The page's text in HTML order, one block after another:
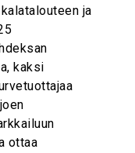
ja
kaksi
ottaa